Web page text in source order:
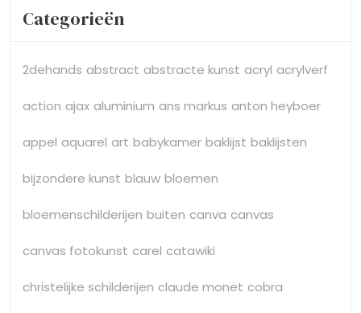
Categorieën
2dehands abstract abstracte kunst acryl acrylverf
action ajax aluminium ans markus anton heyboer
appel aquarel art babykamer baklijst baklijsten
bijzondere kunst blauw bloemen
bloemenschilderijen buiten canva canvas
canvas fotokunst carel catawiki
christelijke schilderijen claude monet cobra